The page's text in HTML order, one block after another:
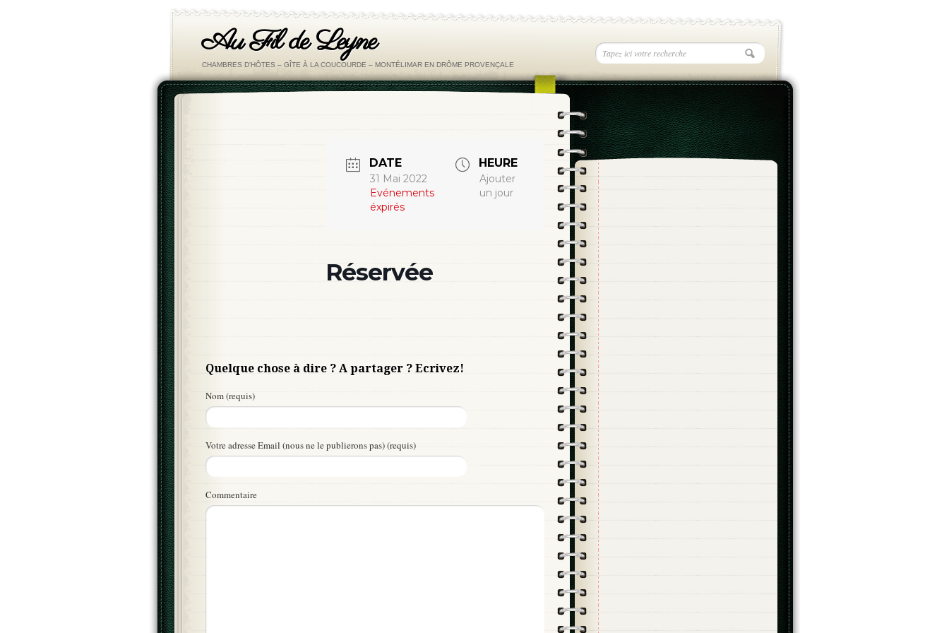
Au Fil de Leyne
CHAMBRES D'HÔTES – GÎTE À LA COUCOURDE – MONTÉLIMAR EN DRÔME PROVENÇALE
DATE
31 Mai 2022
Evénements
éxpirés
HEURE
Ajouter
un jour
Réservée
Quelque chose à dire ? A partager ? Ecrivez!
Nom (requis)
Votre adresse Email (nous ne le publierons pas) (requis)
Commentaire